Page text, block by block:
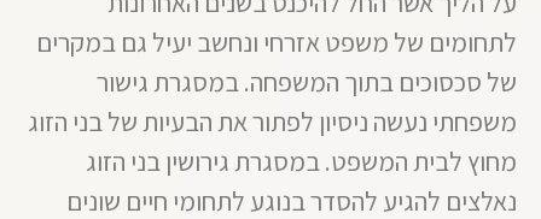
לתחומים של משפט אזרחי ונחשב יעיל גם במקרים
של סכסוכים בתוך המשפחה. במסגרת גישור
משפחתי נעשה ניסיון לפתור את הבעיות של בני הזוג
מחוץ לבית המשפט. במסגרת גירושין בני הזוג
נאלצים להגיע להסדר בנוגע לתחומי חיים שונים